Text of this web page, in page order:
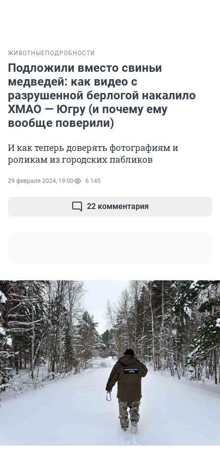
ЖИВОТНЫЕ ПОДРОБНОСТИ
Подложили вместо свиньи
медведей: как видео с
разрушенной берлогой накалило
ХМАО — Югру (и почему ему
вообще поверили)
И как теперь доверять фотографиям и
роликам из городских пабликов
29 февраля 2024, 19:00 6 145
22 комментария